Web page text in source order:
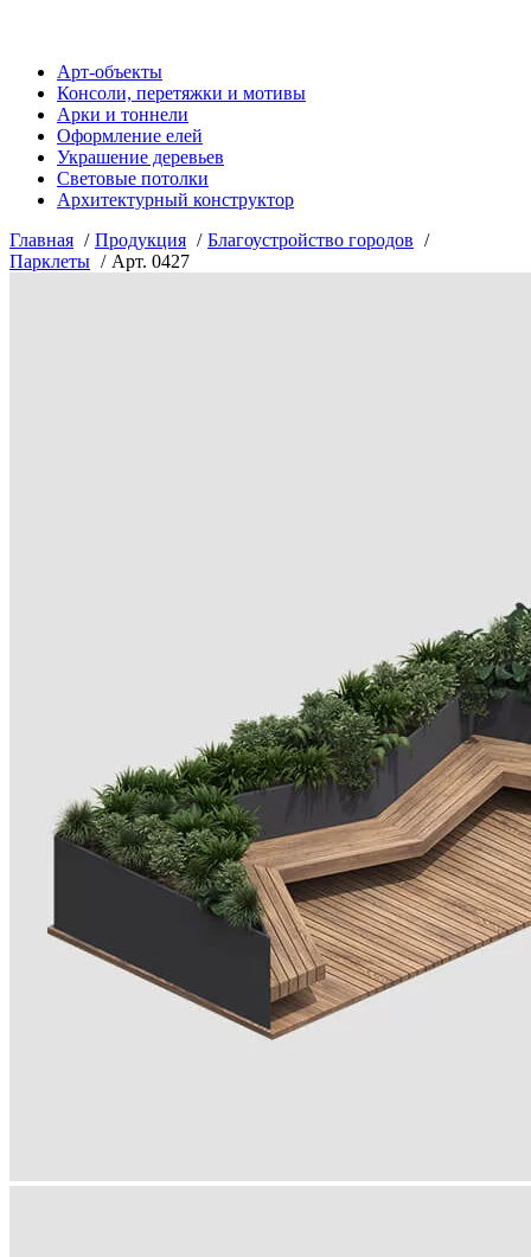
Арт-объекты
Консоли, перетяжки и мотивы
Арки и тоннели
Оформление елей
Украшение деревьев
Световые потолки
Архитектурный конструктор
Главная
Продукция
Благоустройство городов
Парклеты
Арт. 0427